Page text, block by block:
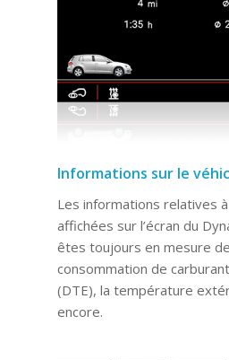
Informations sur le
Les informations relatives
affichées sur l’écran du
êtes toujours en mesure
consommation de
(DTE), la température
encore.